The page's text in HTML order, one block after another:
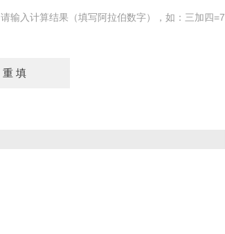
请输入计算结果（填写阿拉伯数字），如：三加四=7